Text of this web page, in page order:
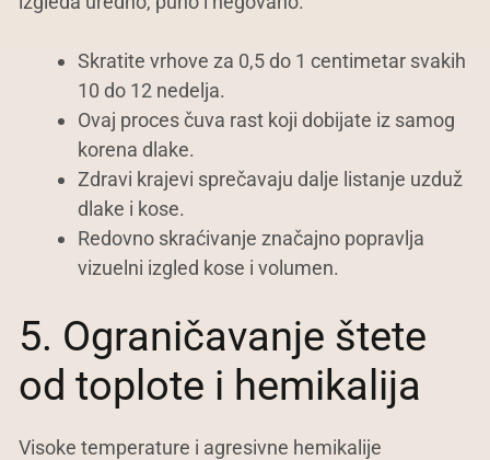
Skratite vrhove za 0,5 do 1 centimetar svakih
10 do 12 nedelja.
Ovaj proces čuva rast koji dobijate iz samog
korena dlake.
Zdravi krajevi sprečavaju dalje listanje uzduž
dlake i kose.
Redovno skraćivanje značajno popravlja
vizuelni izgled kose i volumen.
5. Ograničavanje štete
od toplote i hemikalija
Visoke temperature i agresivne hemikalije